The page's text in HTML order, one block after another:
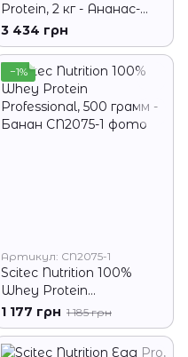
Protein, 2 кг - Ананас-
манго
3 434 грн
−1%
Артикул: CN2075-1
Scitec Nutrition 100%
Whey Protein
Professional, 500 грамм -
Банан
1 177 грн 1 185 грн